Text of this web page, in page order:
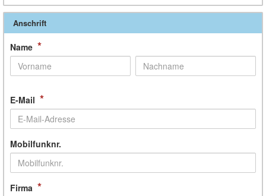
Anschrift
Name *
E-Mail *
Mobilfunknr.
Firma *